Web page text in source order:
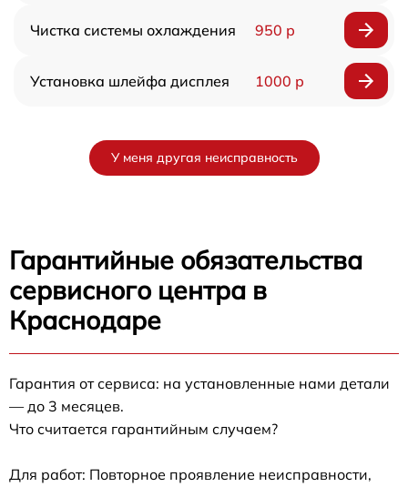
Чистка системы охлаждения 950 р
Установка шлейфа дисплея 1000 р
У меня другая неисправность
Гарантийные обязательства
сервисного центра в
Краснодаре
Гарантия от сервиса: на установленные нами детали
— до 3 месяцев.
Что считается гарантийным случаем?
Для работ: Повторное проявление неисправности,